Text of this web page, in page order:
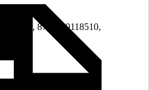
8717119118510,